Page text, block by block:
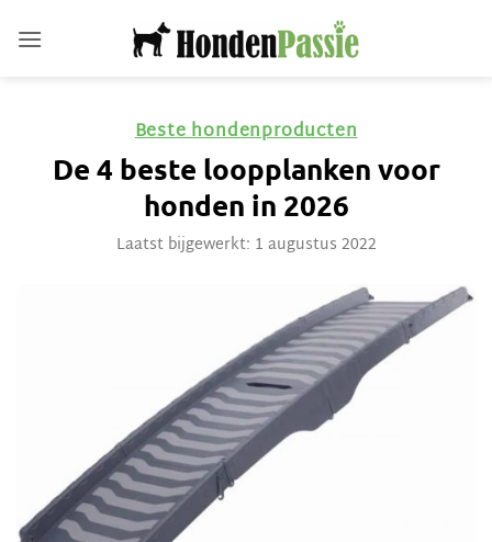
naar
Beste hondenproducten
De 4 beste loopplanken voor
honden in 2026
Laatst bijgewerkt: 1 augustus 2022